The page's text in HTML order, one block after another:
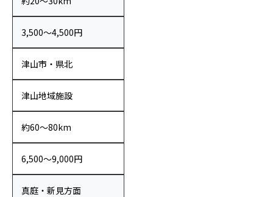
3,500〜4,500円
津山市・県北
津山地域施設
約60〜80km
6,500〜9,000円
真庭・新見方面